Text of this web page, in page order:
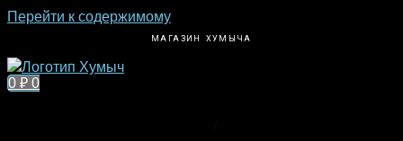
Перейти к содержимому
МАГАЗИН ХУМЫЧА
0 ₽ 0